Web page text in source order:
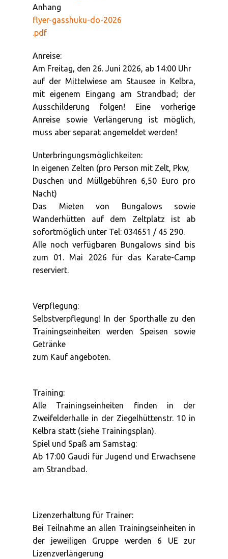
Anhang
flyer-gasshuku-do-2026
.pdf
Anreise:
Am Freitag, den 26. Juni 2026, ab 14:00 Uhr
auf der Mittelwiese am Stausee in Kelbra,
mit eigenem Eingang am Strandbad; der
Ausschilderung folgen! Eine vorherige
Anreise sowie Verlängerung ist möglich,
muss aber separat angemeldet werden!
Unterbringungsmöglichkeiten:
In eigenen Zelten (pro Person mit Zelt, Pkw,
Duschen und Müllgebühren 6,50 Euro pro
Nacht)
Das Mieten von Bungalows sowie
Wanderhütten auf dem Zeltplatz ist ab
sofortmöglich unter Tel: 034651 / 45 290.
Alle noch verfügbaren Bungalows sind bis
zum 01. Mai 2026 für das Karate-Camp
reserviert.
Verpflegung:
Selbstverpflegung! In der Sporthalle zu den
Trainingseinheiten werden Speisen sowie
Getränke
zum Kauf angeboten.
Training:
Alle Trainingseinheiten finden in der
Zweifelderhalle in der Ziegelhüttenstr. 10 in
Kelbra statt (siehe Trainingsplan).
Spiel und Spaß am Samstag:
Ab 17:00 Gaudi für Jugend und Erwachsene
am Strandbad.
Lizenzerhaltung für Trainer:
Bei Teilnahme an allen Trainingseinheiten in
der jeweiligen Gruppe werden 6 UE zur
Lizenzverlängerung